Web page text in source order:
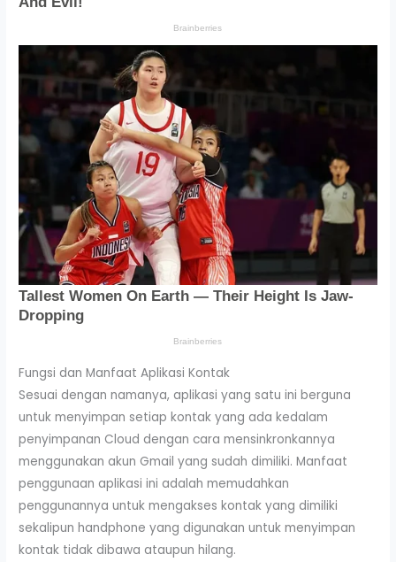
Fungsi dan Manfaat Aplikasi Kontak
Sesuai dengan namanya, aplikasi yang satu ini berguna
untuk menyimpan setiap kontak yang ada kedalam
penyimpanan Cloud dengan cara mensinkronkannya
menggunakan akun Gmail yang sudah dimiliki. Manfaat
penggunaan aplikasi ini adalah memudahkan
penggunannya untuk mengakses kontak yang dimiliki
sekalipun handphone yang digunakan untuk menyimpan
kontak tidak dibawa ataupun hilang.